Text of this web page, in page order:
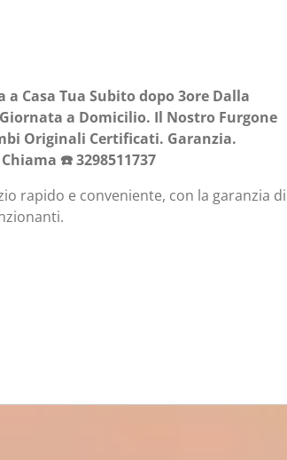
a Casa Tua Subito dopo 3ore Dalla
a Domicilio. Il Nostro Furgone
Originali Certificati. Garanzia.
☎️ 3298511737
rapido e conveniente, con la garanzia di